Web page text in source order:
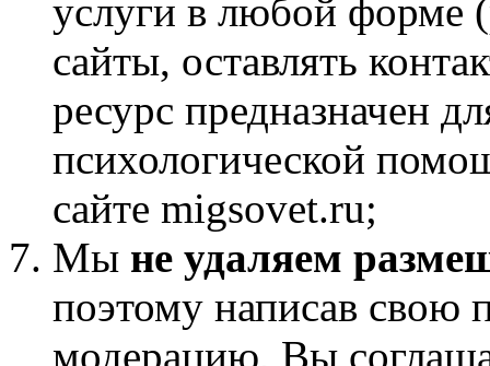
услуги в любой форме
сайты, оставлять
ресурс предназначен
психологической
сайте migsovet.ru;
Мы не удаляем
поэтому написав свою
модерацию, Вы